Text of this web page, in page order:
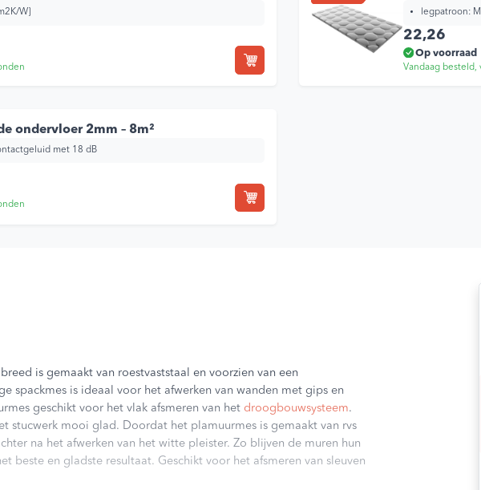
W] legpatroon:
22,26
Op voorraad
Vandaag besteld,
ondervloer 2mm – 8m²
met 18 dB
is gemaakt van roestvaststaal en voorzien van een
spackmes is ideaal voor het afwerken van wanden met gips en
geschikt voor het vlak afsmeren van hetdroogbouwsysteem.
stucwerk mooi glad. Doordat het plamuurmes is gemaakt van rvs
na het afwerken van het witte pleister. Zo blijven de muren hun
beste en gladste resultaat. Geschikt voor het afsmeren van sleuven